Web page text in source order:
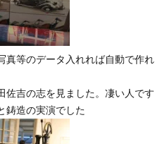
真等のデータ入れれば自動で作れ
佐吉の志を見ました。凄い人です
鋳造の実演でした